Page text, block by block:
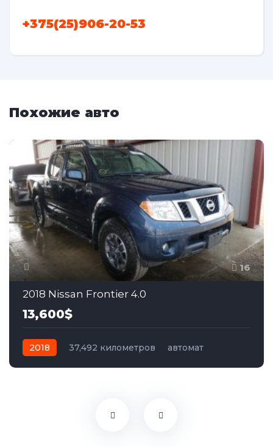
+375(25)906-20-53
Похожие авто
16
2018 Nissan Frontier 4.0
13,600$
2018 37,492 километров
автомат